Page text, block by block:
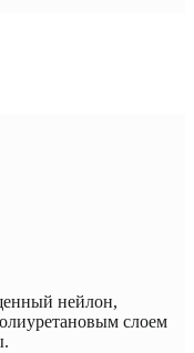
нейлон,
слоем